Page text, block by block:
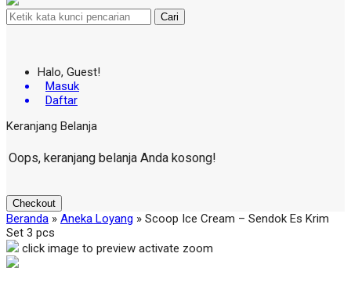
Cari
Halo, Guest!
Masuk
Daftar
Keranjang Belanja
Oops, keranjang belanja Anda kosong!
Checkout
Beranda » Aneka Loyang » Scoop Ice Cream – Sendok Es Krim
Set 3 pcs
click image to preview activate zoom